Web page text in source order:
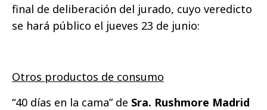
final de deliberación del jurado, cuyo veredicto
se hará público el jueves 23 de junio:
Otros productos de consumo
“40 días en la cama” de Sra. Rushmore Madrid